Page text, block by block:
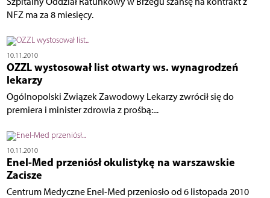
NFZ ma za 8 miesięcy.
10.11.2010
OZZL wystosował list otwarty ws. wynagrodzeń
lekarzy
Ogólnopolski Związek Zawodowy Lekarzy zwrócił się do
premiera i minister zdrowia z prośbą:...
10.11.2010
Enel-Med przeniósł okulistykę na warszawskie
Zacisze
Centrum Medyczne Enel-Med przeniosło od 6 listopada 2010